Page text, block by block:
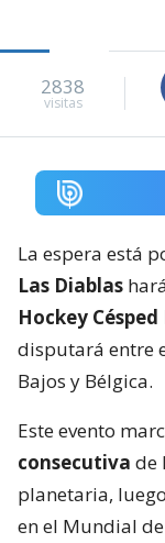
2838
visitas
La espera está
Las Diablas
Hockey
disputará entre
Bajos y Bélgica.
Este evento
consecutiva de
planetaria,
en el Mundial